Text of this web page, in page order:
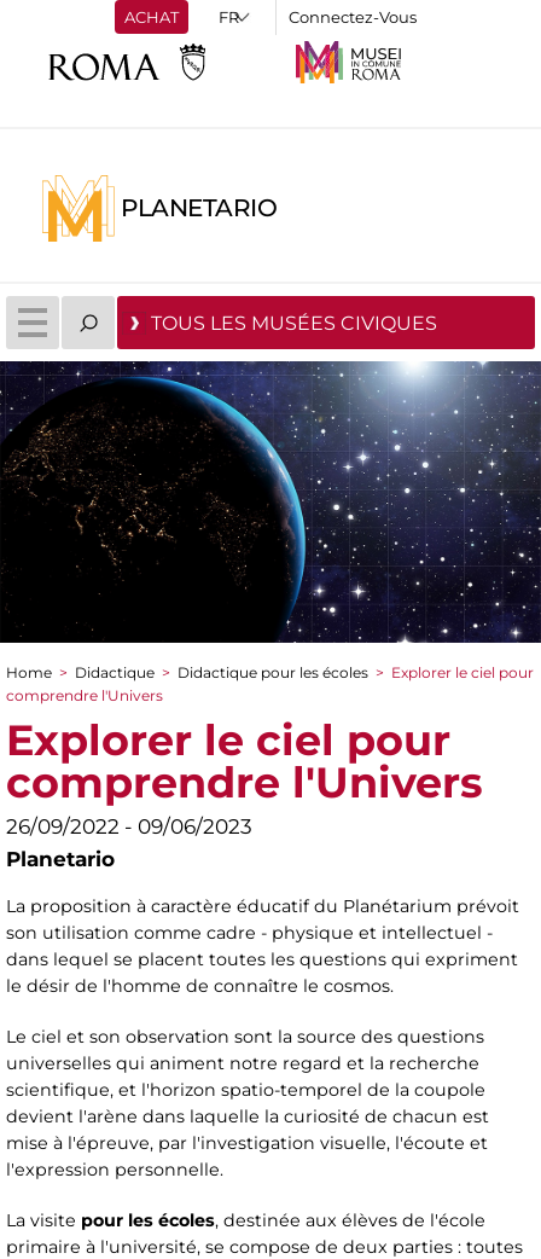
ACHAT Connectez-Vous
PLANETARIO
TOUS LES MUSÉES CIVIQUES
You are here
Home > Didactique > Didactique pour les écoles > Explorer le ciel pour
comprendre l'Univers
Explorer le ciel pour
comprendre l'Univers
26/09/2022 - 09/06/2023
Planetario
La proposition à caractère éducatif du Planétarium prévoit
son utilisation comme cadre - physique et intellectuel -
dans lequel se placent toutes les questions qui expriment
le désir de l'homme de connaître le cosmos.
Le ciel et son observation sont la source des questions
universelles qui animent notre regard et la recherche
scientifique, et l'horizon spatio-temporel de la coupole
devient l'arène dans laquelle la curiosité de chacun est
mise à l'épreuve, par l'investigation visuelle, l'écoute et
l'expression personnelle.
La visite pour les écoles, destinée aux élèves de l'école
primaire à l'université, se compose de deux parties : toutes